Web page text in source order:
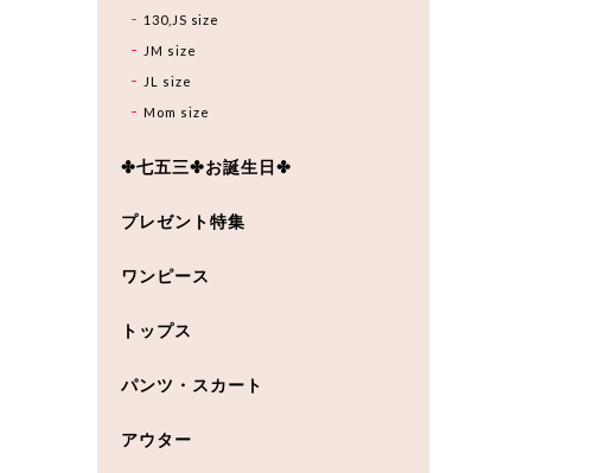
130,JS size
JM size
JL size
Mom size
✤七五三✤お誕生日✤
プレゼント特集
ワンピース
トップス
パンツ・スカート
アウター